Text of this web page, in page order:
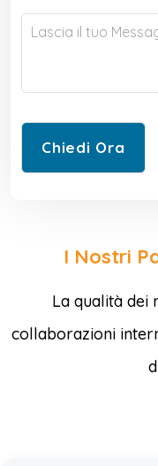
I Nostri
La qualità dei
collaborazioni